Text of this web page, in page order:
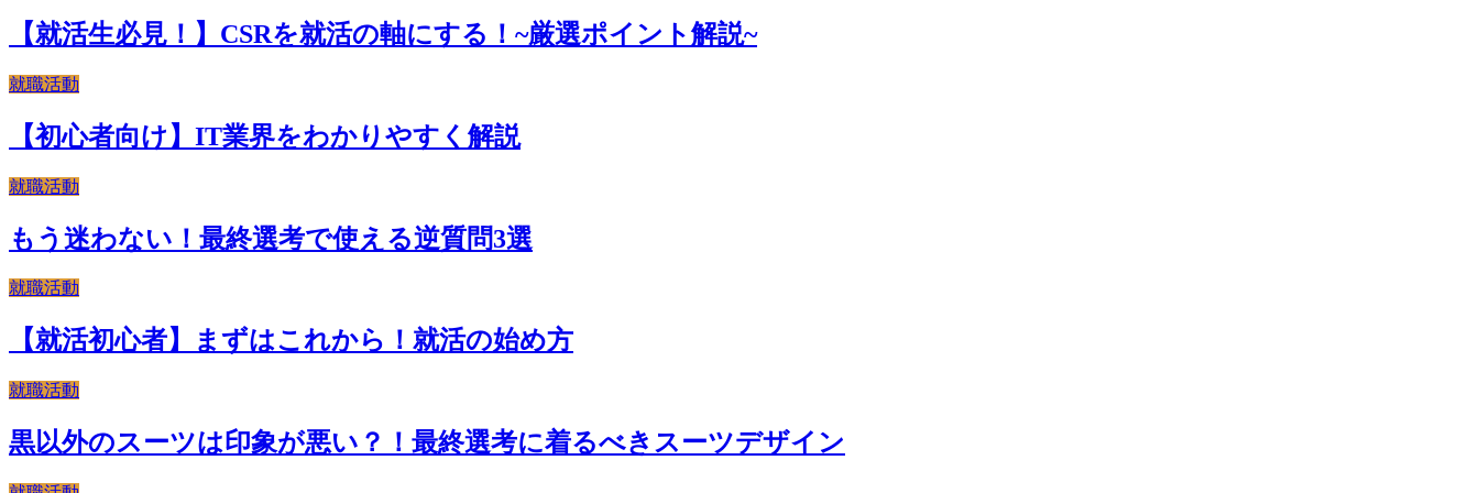
【就活生必見！】CSRを就活の軸にする！~厳選ポイント解説~
就職活動
【初心者向け】IT業界をわかりやすく解説
就職活動
もう迷わない！最終選考で使える逆質問3選
就職活動
【就活初心者】まずはこれから！就活の始め方
就職活動
黒以外のスーツは印象が悪い？！最終選考に着るべきスーツデザイン